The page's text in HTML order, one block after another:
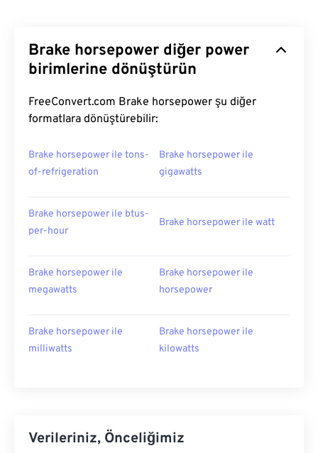
Brake horsepower diğer power
birimlerine dönüştürün
FreeConvert.com Brake horsepower şu diğer
formatlara dönüştürebilir:
Brake horsepower ile tons-
of-refrigeration
Brake horsepower ile
gigawatts
Brake horsepower ile btus-
per-hour
Brake horsepower ile watt
Brake horsepower ile
megawatts
Brake horsepower ile
horsepower
Brake horsepower ile
milliwatts
Brake horsepower ile
kilowatts
Verileriniz, Önceliğimiz